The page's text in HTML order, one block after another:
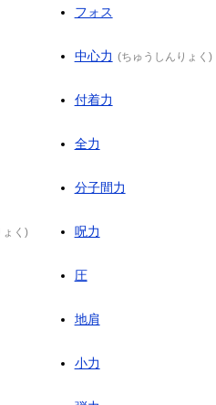
フォス
中心力 (ちゅうしんりょく )
付着力
全力
分子間力
く ) 呪力
圧
地肩
小力